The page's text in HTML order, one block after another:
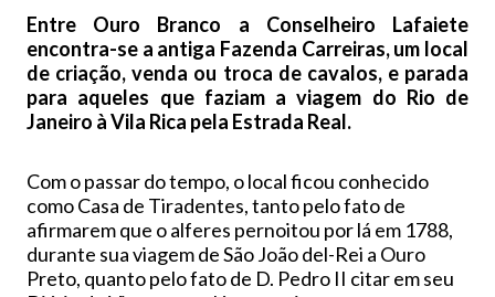
Entre Ouro Branco a Conselheiro Lafaiete
encontra-se a antiga Fazenda Carreiras, um local
de criação, venda ou troca de cavalos, e parada
para aqueles que faziam a viagem do Rio de
Janeiro à Vila Rica pela Estrada Real.
Com o passar do tempo, o local ficou conhecido
como Casa de Tiradentes, tanto pelo fato de
afirmarem que o alferes pernoitou por lá em 1788,
durante sua viagem de São João del-Rei a Ouro
Preto, quanto pelo fato de D. Pedro II citar em seu